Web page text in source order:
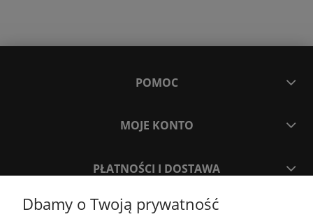
POMOC
MOJE KONTO
PŁATNOŚCI I DOSTAWA
INFORMACJE
Dbamy o Twoją prywatność